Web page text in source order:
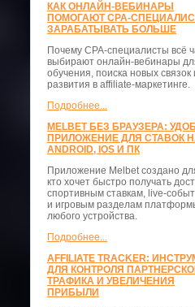
КАК ОНЛАЙН-ВЕБИНАРЫ
ПОМОГАЮТ CPA-
ЗАРАБАТЫВАТЬ БОЛЬШЕ
Почему CPA-специалисты всё
выбирают онлайн-вебинары
обучения, поиска новых связок
развития в affiliate-маркетинге.
Подробнее...
MELBET БЕЗ БРАУЗЕРА:
ПРИЛОЖЕНИЕ ДЛЯ СТАВОК
ANDROID, IOS И ПК
Приложение Melbet создано
кто хочет быстро получать
спортивным ставкам, live-
и игровым разделам
любого устройства.
Подробнее...
AFFILIATE TRACKER:
ДЛЯ КОНТРОЛЯ
ТРАФИКА И УВЕЛИЧЕНИЯ
ПРИБЫЛИ